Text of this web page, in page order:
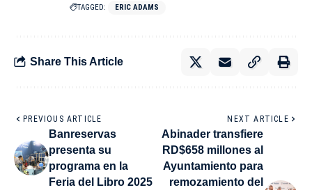
TAGGED: ERIC ADAMS
Share This Article
PREVIOUS ARTICLE
Banreservas
presenta su
programa en la
Feria del Libro 2025
NEXT ARTICLE
Abinader transfiere
RD$658 millones al
Ayuntamiento para
remozamiento del